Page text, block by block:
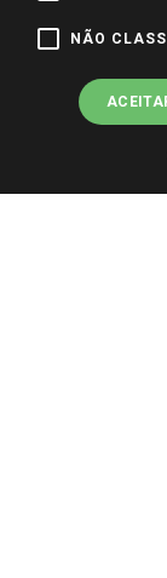
Pagamento
NÃO